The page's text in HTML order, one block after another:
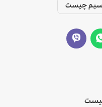
چیست